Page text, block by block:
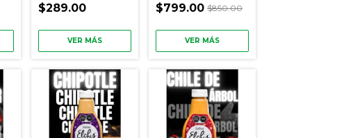
$289.00
VER MÁS
$799.00 $850.00
VER MÁS